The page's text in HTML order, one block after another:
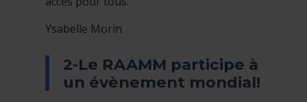
Ysabelle Morin
2-Le RAAMM participe à
un évènement mondial!